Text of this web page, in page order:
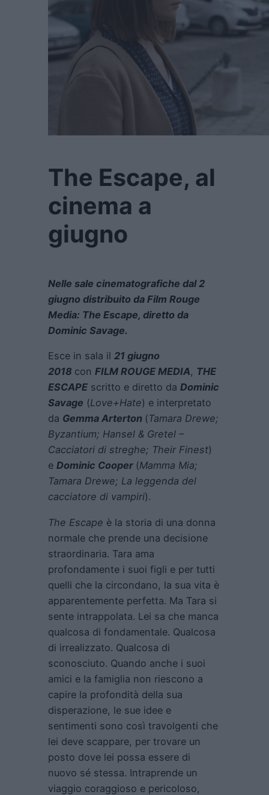
The Escape, al
cinema a
giugno
Nelle sale cinematografiche dal 2
giugno distribuito da Film Rouge
Media: The Escape, diretto da
Dominic Savage.
Esce in sala il 21 giugno
2018 con FILM ROUGE MEDIA, THE
ESCAPE scritto e diretto da Dominic
Savage (Love+Hate) e interpretato
da Gemma Arterton (Tamara Drewe;
Byzantium; Hansel & Gretel –
Cacciatori di streghe; Their Finest)
e Dominic Cooper (Mamma Mia;
Tamara Drewe; La leggenda del
cacciatore di vampiri).
The Escape è la storia di una donna
normale che prende una decisione
straordinaria. Tara ama
profondamente i suoi figli e per tutti
quelli che la circondano, la sua vita è
apparentemente perfetta. Ma Tara si
sente intrappolata. Lei sa che manca
qualcosa di fondamentale. Qualcosa
di irrealizzato. Qualcosa di
sconosciuto. Quando anche i suoi
amici e la famiglia non riescono a
capire la profondità della sua
disperazione, le sue idee e
sentimenti sono così travolgenti che
lei deve scappare, per trovare un
posto dove lei possa essere di
nuovo sé stessa. Intraprende un
viaggio coraggioso e pericoloso,